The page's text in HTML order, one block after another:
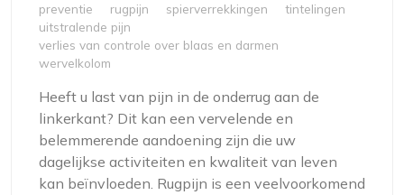
preventie
rugpijn spierverrekkingen
tintelingen
uitstralende pijn
verlies van controle over blaas en darmen
wervelkolom
Heeft u last van pijn in de onderrug aan de
linkerkant? Dit kan een vervelende en
belemmerende aandoening zijn die uw
dagelijkse activiteiten en kwaliteit van leven
kan beïnvloeden. Rugpijn is een veelvoorkomend